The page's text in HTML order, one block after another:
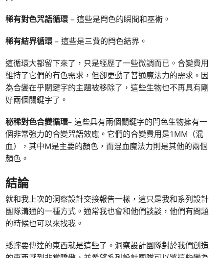
稀有對色咒語循環– 這些是閂色的瞬間和巫術。
稀有結界循環– 這些是三費的閂色結界。
這循環大都留下來了，只是經歷了一些微調而已。合變費用
維持了它們的有色需求，但卻更動了普通魔法力的需求。因
為合變在乎關鍵字的主題被移除了，這些生物也不再具有剛
好兩個關鍵字了。
秘稀對色合變循環– 這些具有兩個關鍵字的閂色生物擁有一
個非常強力的合變咒語效應。它們的合變費用是1MM（混
血），其中M是主要的顏色，而混血魔法力則是其他的兩個
顏色。
結論
就和我上次的洞察設計交接報告一樣，這只是我和系列設計
團隊溝通的一種方式。通常我也會和他們談談，他們有問題
的時候也可以來找我。
蟋蟀要傳達的東西就是這些了。洞察設計團隊對於我們創造